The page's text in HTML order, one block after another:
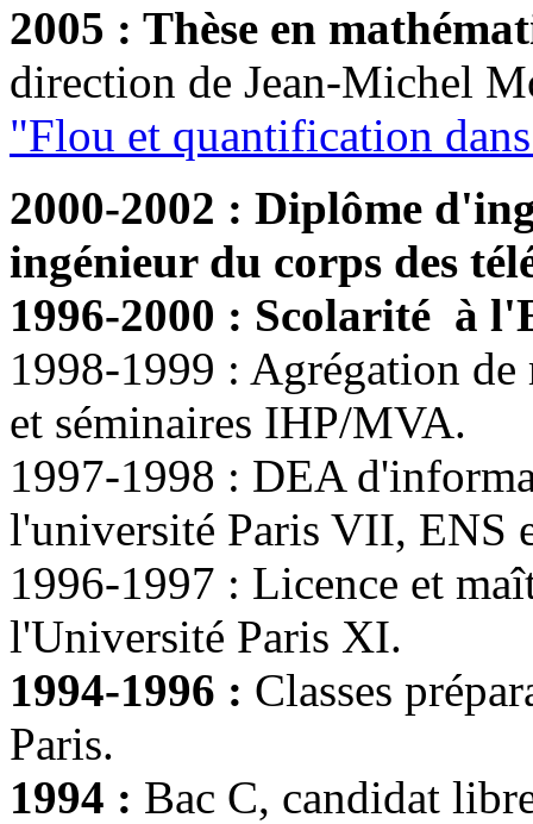
2005 : Thèse en
direction de Jean-Michel
"Flou et quantification
2000-2002 : Diplôme
ingénieur du corps des
1996-2000 : Scolarité à
1998-1999 : Agrégation de
et séminaires IHP/MVA.
1997-1998 : DEA
l'université Paris VII, ENS
1996-1997 : Licence et
l'Université Paris XI.
1994-1996 : Classes
Paris.
1994 : Bac C, candidat